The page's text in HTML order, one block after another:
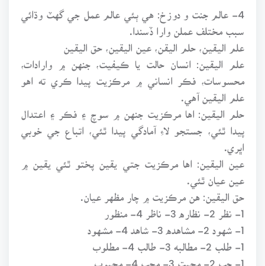
4- عالم جنت و دوزخ: هي ٻئي عالم عمل جي گهٽ وڌائي
سبب مختلف عملن وارا ڏسندا.
علم اليقين، حلم اليقن، عين اليقين، حق اليقين
علم اليقين: انسان حالت يا ڪيفيت، جنهن ۾ وارادات،
محسوسات، فڪر انساني ۾ مرڪزيت پيدا ڪري ته اهو
علم اليقين آهي.
حلم اليقين: اها مرڪزيت جنهن ۾ سوچ ۽ فڪر ۽ اعتدال
پيدا ٿئي، جستجو لاءِ آمادگي پيدا ٿئي، اتباع جي خوبي
اڀري.
عين اليقين: اها مرڪزيت جتي يقين پختو ٿئي يقين ۾
عين عيان ٿئي.
حق اليقين: هن مرڪزيت ۾ چار مظهر عيان.
1- نظر 2- نظاره 3- ناظر 4- منظور
1- شهود 2- مشاهده 3- شاهد 4- مشهود
1- طلب 2- مطالبه 3- طالب 4- مطلوب
1- حب 2- محبت 3- محب 4- محبوب